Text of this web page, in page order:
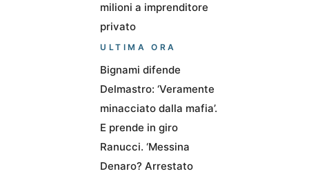
milioni a imprenditore
privato
ULTIMA ORA
Bignami difende
Delmastro: ‘Veramente
minacciato dalla mafia’.
E prende in giro
Ranucci. ‘Messina
Denaro? Arrestato